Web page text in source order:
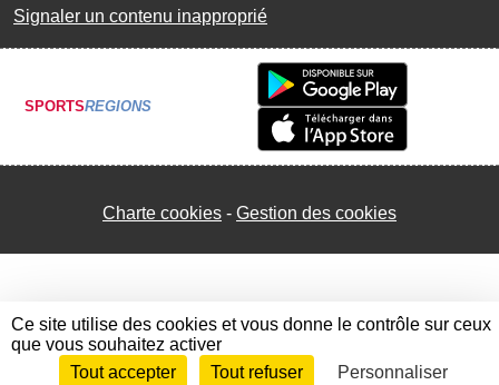
Signaler un contenu inapproprié
SPORTSREGIONS
Charte cookies Gestion des cookies
Envie de participer ? Connexion
Ce site utilise des cookies et vous donne le contrôle sur ceux
que vous souhaitez activer
Tout accepter
Tout refuser Personnaliser